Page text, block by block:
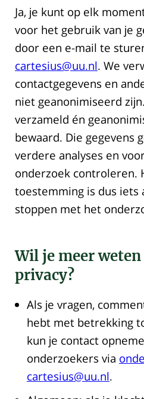
Ja, je kunt op elk
voor het gebruik van je
door een e-mail te
cartesius@uu.nl. We
contactgegevens en
niet geanonimiseerd
verzameld én
bewaard. Die gegevens
verdere analyses en
onderzoek controleren.
toestemming is dus iets
stoppen met het
Wil je meer
privacy?
Als je vragen,
hebt met betrekking
kun je contact
onderzoekers via
cartesius@uu.nl.